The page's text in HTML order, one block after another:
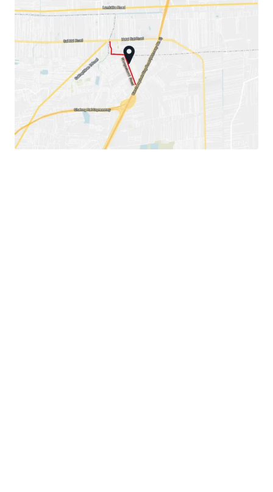
Land area: 1-1-29 rai or 529 sqw.
Land Tenure: Freehold